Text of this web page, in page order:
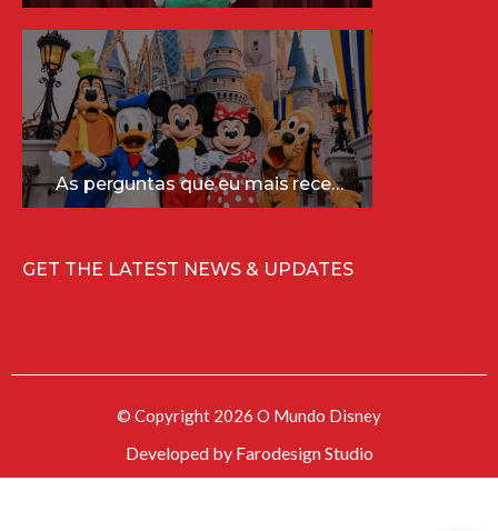
As perguntas que eu mais recebo sobre a Disney (e as respostas mais sinceras!)
GET THE LATEST NEWS & UPDATES
© Copyright 2026 O Mundo Disney
Developed by Farodesign Studio